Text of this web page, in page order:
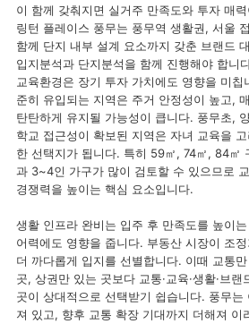
이 함께 갖춰지면 실거주 만족도와 투자 매
링턴 플레이스 풍무는 풍무역 생활권, 서울
함께 단지 내부 설계 요소까지 갖춘 브랜드
입지분석과 단지분석을 함께 진행해야 합니
교육환경은 장기 투자 가치에도 영향을 미
준히 유입되는 지역은 주거 안정성이 높고,
탄탄하게 유지될 가능성이 큽니다. 풍무초,
학교 접근성이 확보된 지역은 자녀 교육을
한 선택지가 됩니다. 특히 59㎡, 74㎡, 84㎡
과 3~4인 가구가 많이 검토할 수 있으므로
경쟁력을 높이는 핵심 요소입니다.
생활 인프라 완비는 입주 후 만족도를 높이
어력에도 영향을 줍니다. 부동산 시장이 조
더 까다롭게 입지를 선별합니다. 이때 교통
곳, 상권만 있는 곳보다 교통·교육·생활·브
곳이 상대적으로 선택받기 쉽습니다. 풍무는
져 있고, 향후 교통 확장 기대까지 더해져 이